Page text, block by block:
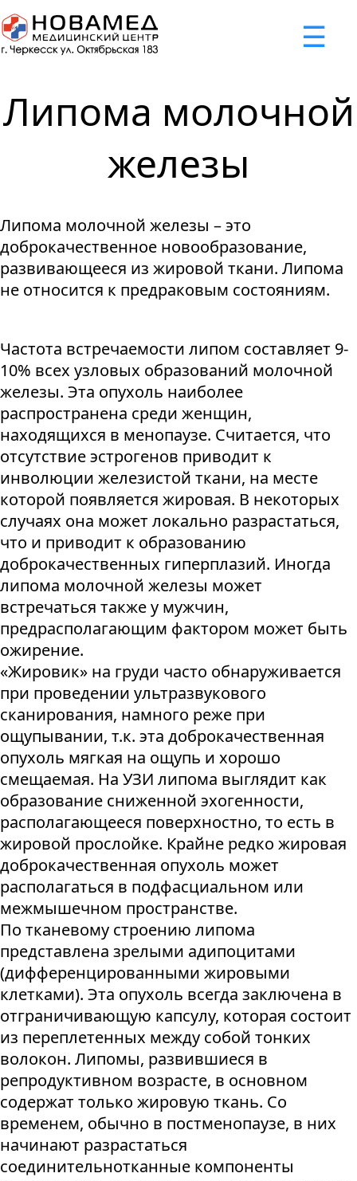
☰
x
Задать вопрос
данных."
Отправить вопрос
Успешно
Мы свяжемся с вами в ближайшее время
Неудача
Некорректно введен номер телефона
Неудача
Отклонена капча
Неудача
Не введено имя или вопрос
Неудача
Не принято соглашение
Липома молочной
железы
Липома молочной железы – это
доброкачественное новообразование,
развивающееся из жировой ткани. Липома
не относится к предраковым состояниям.
Частота встречаемости липом составляет 9-
10% всех узловых образований молочной
железы. Эта опухоль наиболее
распространена среди женщин,
находящихся в менопаузе. Считается, что
отсутствие эстрогенов приводит к
инволюции железистой ткани, на месте
которой появляется жировая. В некоторых
случаях она может локально разрастаться,
что и приводит к образованию
доброкачественных гиперплазий. Иногда
липома молочной железы может
встречаться также у мужчин,
предрасполагающим фактором может быть
ожирение.
«Жировик» на груди часто обнаруживается
при проведении ультразвукового
сканирования, намного реже при
ощупывании, т.к. эта доброкачественная
опухоль мягкая на ощупь и хорошо
смещаемая. На УЗИ липома выглядит как
образование сниженной эхогенности,
располагающееся поверхностно, то есть в
жировой прослойке. Крайне редко жировая
доброкачественная опухоль может
располагаться в подфасциальном или
межмышечном пространстве.
По тканевому строению липома
представлена зрелыми адипоцитами
(дифференцированными жировыми
клетками). Эта опухоль всегда заключена в
отграничивающую капсулу, которая состоит
из переплетенных между собой тонких
волокон. Липомы, развившиеся в
репродуктивном возрасте, в основном
содержат только жировую ткань. Со
временем, обычно в постменопаузе, в них
начинают разрастаться
соединительнотканные компоненты